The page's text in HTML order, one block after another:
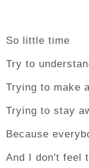
So little time
Try to
Trying to make
Trying to stay
Because
And I don't feel